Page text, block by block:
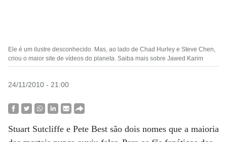
Ele é um ilustre desconhecido. Mas, ao lado de Chad Hurley e Steve Chen,
criou o maior site de vídeos do planeta. Saiba mais sobre Jawed Karim
24/11/2010 - 21:00
Stuart Sutcliffe e Pete Best são dois nomes que a maioria